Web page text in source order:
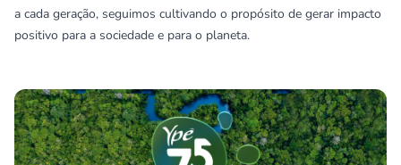
a cada geração, seguimos cultivando o propósito de gerar impacto
positivo para a sociedade e para o planeta.